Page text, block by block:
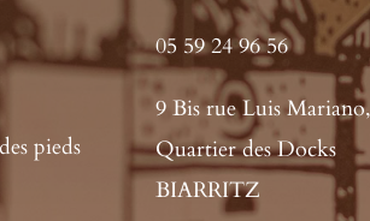
pieds
05 59 24 96 56
9 Bis rue Luis Mariano,
Quartier des Docks
BIARRITZ